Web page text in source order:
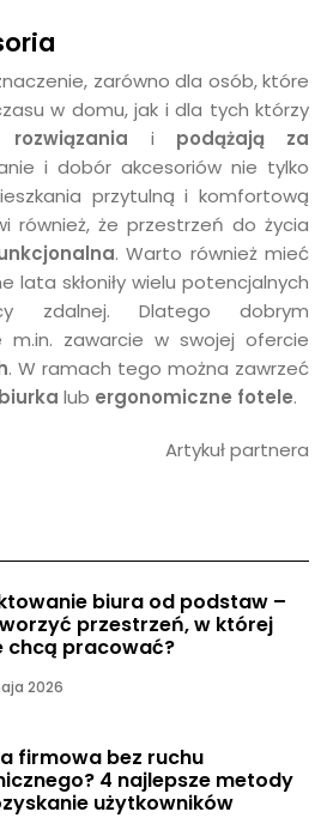
zarówno dla osób, które
w domu, jak i dla tych którzy
i podążają za
i dobór akcesoriów nie tylko
przytulną i komfortową
również, że przestrzeń do życia
. Warto również mieć
lata skłoniły wielu potencjalnych
zdalnej. Dlatego dobrym
m.in. zawarcie w swojej ofercie
. W ramach tego można zawrzeć
lub ergonomiczne fotele.
​Artykuł partnera
biura od podstaw –
przestrzeń, w której
chcą pracować?
2026
firmowa bez ruchu
4 najlepsze metody
użytkowników